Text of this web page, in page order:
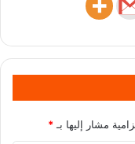
مشار إليها بـ *